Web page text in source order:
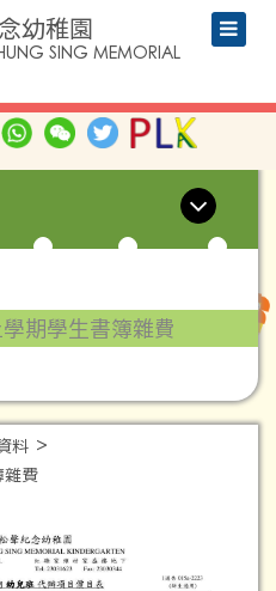
幼稚園
SING MEMORIAL
期學生書簿雜費
料
費